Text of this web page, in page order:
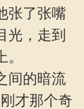
张了张嘴
光，走到
间的暗流
才那个奇